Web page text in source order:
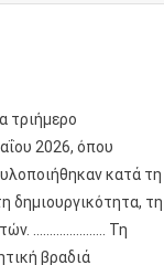
τριήμερο
2026, όπου
κατά τη
δημιουργικότητα, τη
…………………. Τη
βραδιά